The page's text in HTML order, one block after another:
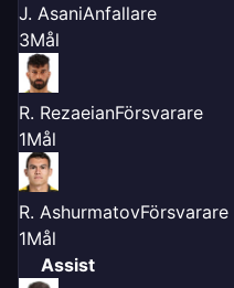
J. AsaniAnfallare
3Mål
R. RezaeianFörsvarare
1Mål
R. AshurmatovFörsvarare
1Mål
Assist